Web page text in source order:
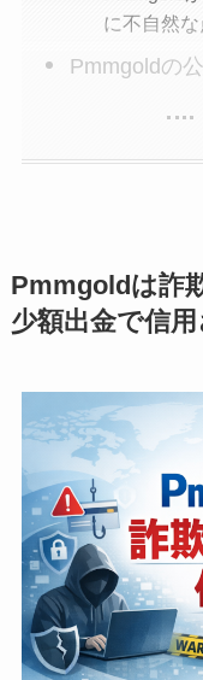
に不自然
Pmmgoldの
Pmmgoldは詐
少額出金で信